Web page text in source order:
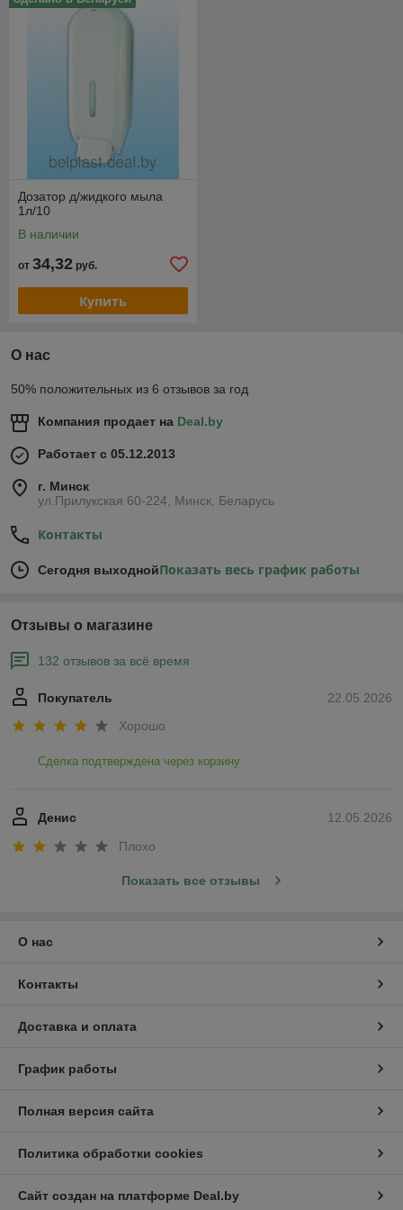
Дозатор д/жидкого мыла
1л/10
В наличии
от 34,32 руб.
Купить
О нас
50% положительных из 6 отзывов за год
Компания продает на Deal.by
Работает с 05.12.2013
г. Минск
ул.Прилукская 60-224, Минск, Беларусь
Контакты
Сегодня выходнойПоказать весь график работы
Отзывы о магазине
132 отзывов за всё время
22.05.2026
Покупатель
Хорошо
Сделка подтверждена через корзину
12.05.2026
Денис
Плохо
Показать все отзывы
О нас
Контакты
Доставка и оплата
График работы
Полная версия сайта
Политика обработки cookies
Сайт создан на платформе Deal.by